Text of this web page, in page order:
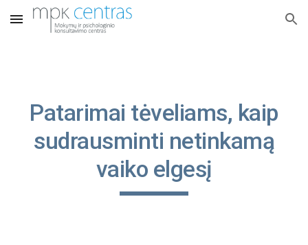
Skip to main content Skip to navigation
Patarimai tėveliams, kaip
sudrausminti netinkamą
vaiko elgesį